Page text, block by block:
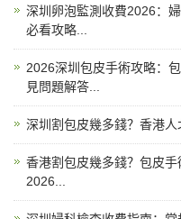
深圳卵泡監測收費2026：
必看攻略...
2026深圳包皮手術攻略：
見問題解答...
深圳割包皮幾多錢？香港人
香港割包皮幾多錢？包皮
2026...